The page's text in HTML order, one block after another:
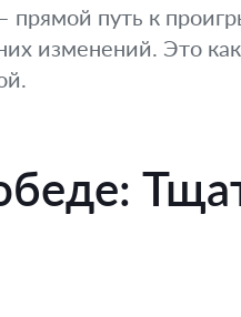
путь к
изменений. Это